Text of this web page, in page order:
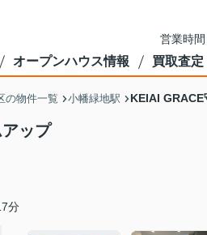
営業時
オープンハウス情報 買取査定
の物件一覧 小幡緑地駅 KEIAI
ップ
分